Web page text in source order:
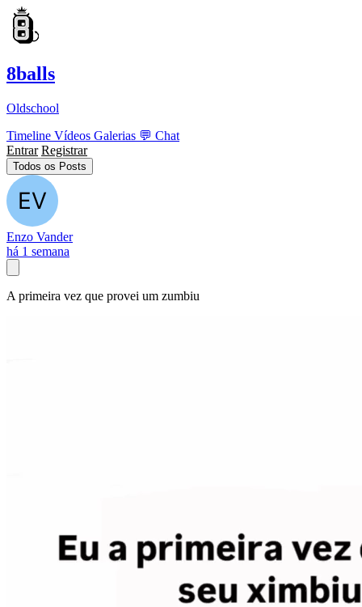
8balls
Oldschool
Timeline Vídeos Galerias 💬 Chat
Entrar Registrar
Todos os Posts
Enzo Vander
há 1 semana
A primeira vez que provei um zumbiu